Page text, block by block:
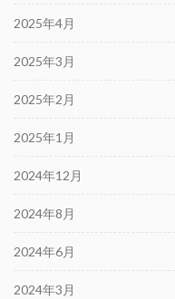
2025年4月
2025年3月
2025年2月
2025年1月
2024年12月
2024年8月
2024年6月
2024年3月